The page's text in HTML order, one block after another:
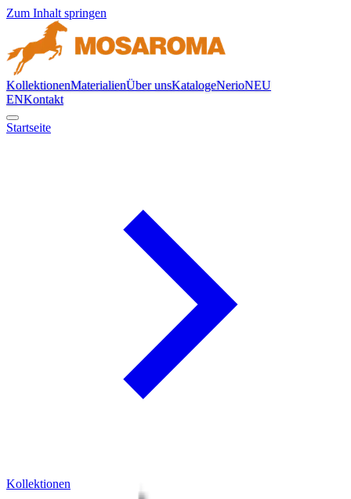
Zum Inhalt springen
KollektionenMaterialienÜber unsKatalogeNerioNEU
ENKontakt
Startseite
Kollektionen